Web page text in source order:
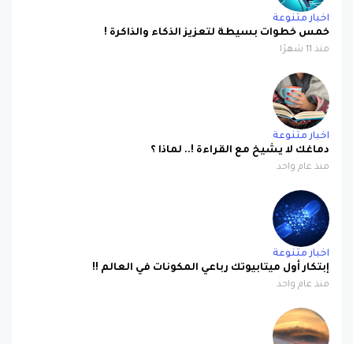
خمس خطوات بسيطة لتعزيز الذكاء والذاكرة !
منذ 11 شهرًا
اخبار متنوعة
دماغك لا يشيخ مع القراءة !.. لماذا ؟
منذ عام واحد
اخبار متنوعة
إبتكار أول ميتابيوتك رباعي المكونات في العالم !!
منذ عام واحد